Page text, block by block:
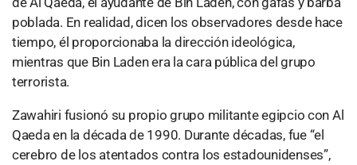
poblada. En realidad, dicen los observadores desde hace
tiempo, él proporcionaba la dirección ideológica,
mientras que Bin Laden era la cara pública del grupo
terrorista.
Zawahiri fusionó su propio grupo militante egipcio con Al
Qaeda en la década de 1990. Durante décadas, fue “el
cerebro de los atentados contra los estadounidenses”,